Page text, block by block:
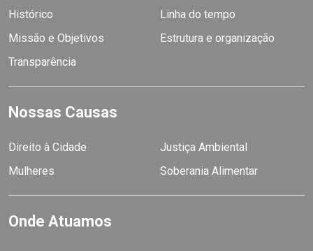
Histórico
Linha do tempo
Missão e Objetivos
Estrutura e organização
Transparência
Nossas Causas
Direito à Cidade
Justiça Ambiental
Mulheres
Soberania Alimentar
Onde Atuamos